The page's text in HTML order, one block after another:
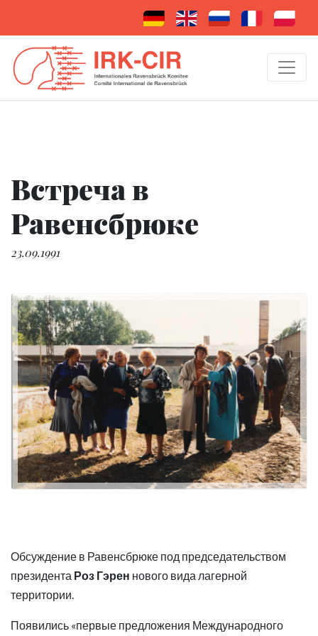
Встреча в
Равенсбрюке
23.09.1991
Обсуждение в Равенсбрюке под председательством
президента Роз Гэрен нового вида лагерной
территории.
Появились «первые предложения Международного